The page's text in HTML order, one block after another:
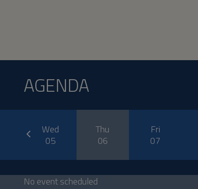
AGENDA
Wed
05
Thu
06
Fri
07
prev
No event scheduled